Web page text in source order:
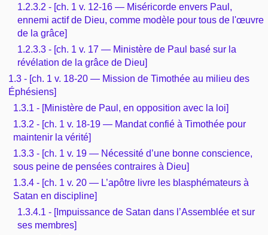
1.2.3.2 - [ch. 1 v. 12-16 — Miséricorde envers Paul,
ennemi actif de Dieu, comme modèle pour tous de l'œuvre
de la grâce]
1.2.3.3 - [ch. 1 v. 17 — Ministère de Paul basé sur la
révélation de la grâce de Dieu]
1.3 - [ch. 1 v. 18-20 — Mission de Timothée au milieu des
Éphésiens]
1.3.1 - [Ministère de Paul, en opposition avec la loi]
1.3.2 - [ch. 1 v. 18-19 — Mandat confié à Timothée pour
maintenir la vérité]
1.3.3 - [ch. 1 v. 19 — Nécessité d’une bonne conscience,
sous peine de pensées contraires à Dieu]
1.3.4 - [ch. 1 v. 20 — L’apôtre livre les blasphémateurs à
Satan en discipline]
1.3.4.1 - [Impuissance de Satan dans l’Assemblée et sur
ses membres]